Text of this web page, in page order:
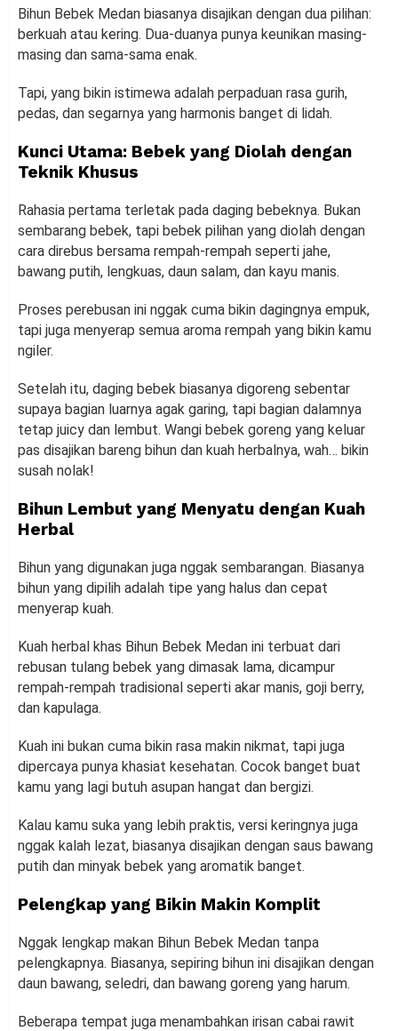
Bihun Bebek Medan biasanya disajikan dengan dua pilihan:
berkuah atau kering. Dua-duanya punya keunikan masing-
masing dan sama-sama enak.
Tapi, yang bikin istimewa adalah perpaduan rasa gurih,
pedas, dan segarnya yang harmonis banget di lidah.
Kunci Utama: Bebek yang Diolah dengan
Teknik Khusus
Rahasia pertama terletak pada daging bebeknya. Bukan
sembarang bebek, tapi bebek pilihan yang diolah dengan
cara direbus bersama rempah-rempah seperti jahe,
bawang putih, lengkuas, daun salam, dan kayu manis.
Proses perebusan ini nggak cuma bikin dagingnya empuk,
tapi juga menyerap semua aroma rempah yang bikin kamu
ngiler.
Setelah itu, daging bebek biasanya digoreng sebentar
supaya bagian luarnya agak garing, tapi bagian dalamnya
tetap juicy dan lembut. Wangi bebek goreng yang keluar
pas disajikan bareng bihun dan kuah herbalnya, wah… bikin
susah nolak!
Bihun Lembut yang Menyatu dengan Kuah
Herbal
Bihun yang digunakan juga nggak sembarangan. Biasanya
bihun yang dipilih adalah tipe yang halus dan cepat
menyerap kuah.
Kuah herbal khas Bihun Bebek Medan ini terbuat dari
rebusan tulang bebek yang dimasak lama, dicampur
rempah-rempah tradisional seperti akar manis, goji berry,
dan kapulaga.
Kuah ini bukan cuma bikin rasa makin nikmat, tapi juga
dipercaya punya khasiat kesehatan. Cocok banget buat
kamu yang lagi butuh asupan hangat dan bergizi.
Kalau kamu suka yang lebih praktis, versi keringnya juga
nggak kalah lezat, biasanya disajikan dengan saus bawang
putih dan minyak bebek yang aromatik banget.
Pelengkap yang Bikin Makin Komplit
Nggak lengkap makan Bihun Bebek Medan tanpa
pelengkapnya. Biasanya, sepiring bihun ini disajikan dengan
daun bawang, seledri, dan bawang goreng yang harum.
Beberapa tempat juga menambahkan irisan cabai rawit